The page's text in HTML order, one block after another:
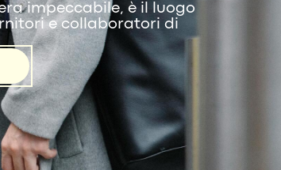
impeccabile, è il luogo
e collaboratori di